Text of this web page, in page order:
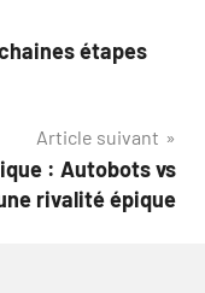
étapes
Article suivant
: Autobots vs
rivalité épique